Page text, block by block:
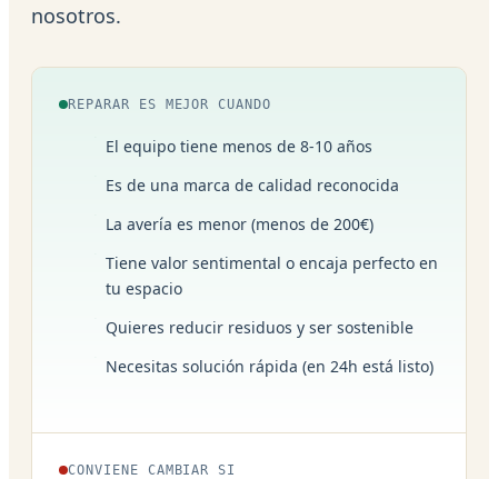
nosotros.
REPARAR ES MEJOR CUANDO
El equipo tiene menos de 8-10 años
Es de una marca de calidad reconocida
La avería es menor (menos de 200€)
Tiene valor sentimental o encaja perfecto en
tu espacio
Quieres reducir residuos y ser sostenible
Necesitas solución rápida (en 24h está listo)
CONVIENE CAMBIAR SI